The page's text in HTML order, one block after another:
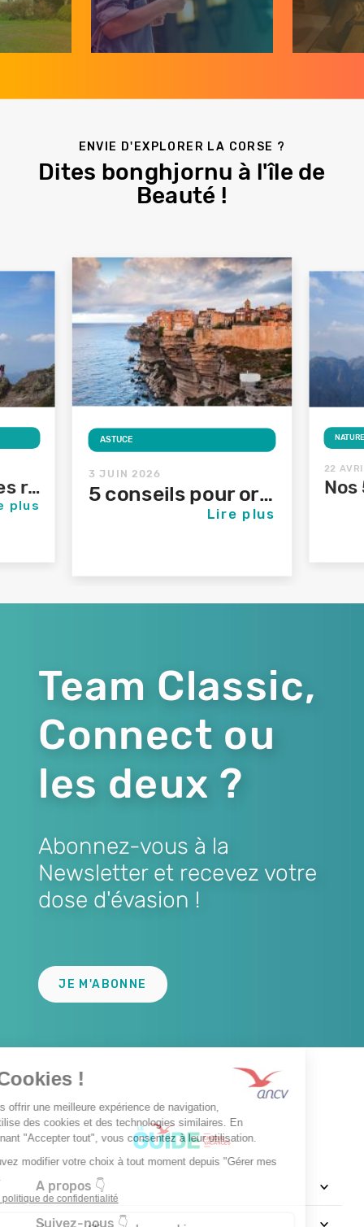
ENVIE D'EXPLORER LA CORSE ?
Dites bonghjornu à l'île de
Beauté !
Nos 5 plus belles randonnées en Corse
plus
ASTUCE
3 JUIN 2026
5 conseils pour organiser un voyage en Corse pas cher
Lire plus
NATURE
22
Team Classic,
Connect ou
les deux ?
Abonnez-vous à la
Newsletter et recevez votre
dose d'évasion !
JE M'ABONNE
A propos 👇
Suivez-nous 👇